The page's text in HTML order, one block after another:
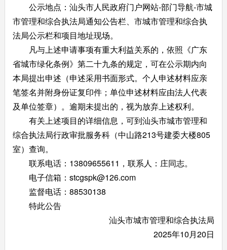
公示地点：汕头市人民政府门户网站-部门导航-市城
市管理和综合执法局通知公告栏、市城市管理和综合执
法局公示栏和项目地址现场。
凡与上述申请事项有重大利益关系的，依照《广东
省城市绿化条例》第二十九条的规定，可在公示期内向
本局提出申述（申述采用书面形式。个人申述材料应亲
笔签名并附身份证复印件；单位申述材料应由法人代表
及单位签章）。逾期未提出的，视为放弃上述权利。
有关上述项目的详细信息，可到汕头市城市管理和
综合执法局行政审批服务科（中山路213号建委大楼805
室）查询。
联系电话：13809655611，联系人：庄同志。
电子信箱：stcgspk@126.com
监督电话：88530138
特此公告
汕头市城市管理和综合执法局
2025年10月20日